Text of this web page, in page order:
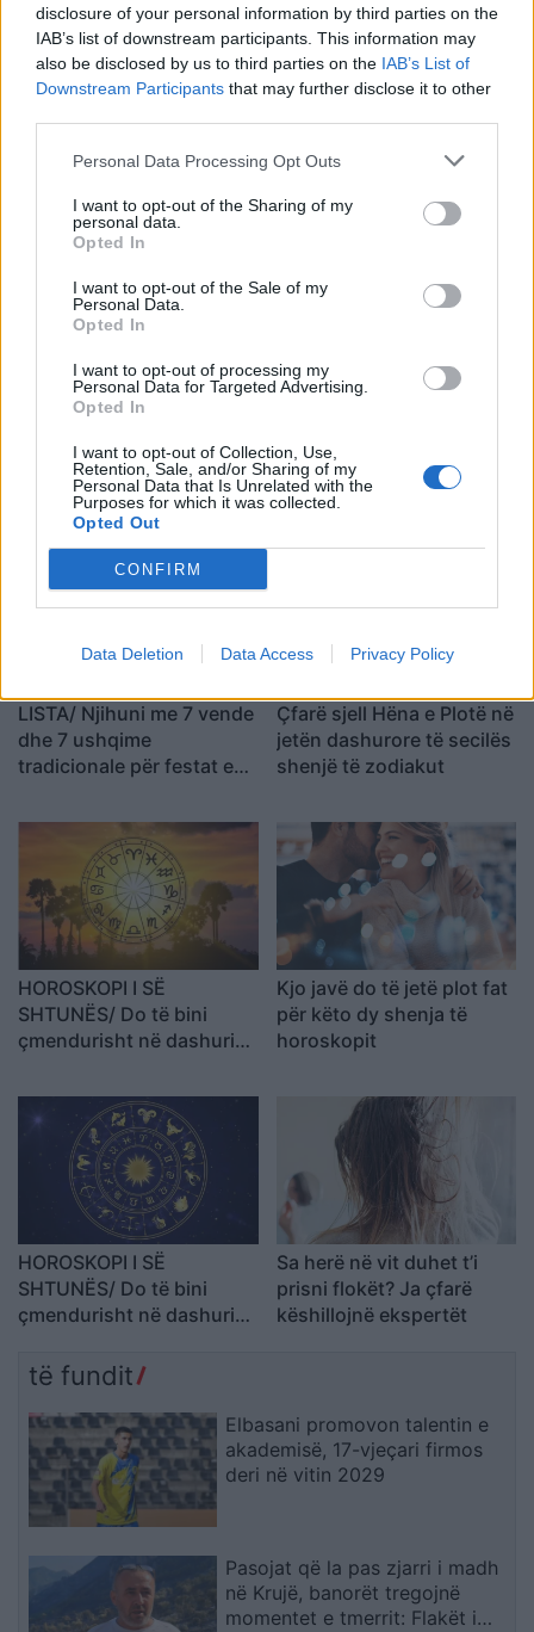
disclosure of your personal information by third parties on the
IAB’s list of downstream participants. This information may
also be disclosed by us to third parties on the IAB’s List of
Downstream Participants that may further disclose it to other
Personal Data Processing Opt Outs
I want to opt-out of the Sharing of my
personal data.
Opted In
I want to opt-out of the Sale of my
Personal Data.
Opted In
I want to opt-out of processing my
Personal Data for Targeted Advertising.
Opted In
I want to opt-out of Collection, Use,
Retention, Sale, and/or Sharing of my
Personal Data that Is Unrelated with the
Purposes for which it was collected.
Opted Out
CONFIRM
Data Deletion Data Access Privacy Policy
Shtuarmë 19.06.2022 12:32
Tags:
histori frymezuese , historia ,
nena
shpetoi djalin
, plaget
ngrohta me ish-banoren e
Big Brother Vip
mbi bakllavanë
LISTA/ Njihuni me 7 vende
dhe 7 ushqime
tradicionale për festat e
Çfarë sjell Hëna e Plotë në
jetën dashurore të secilës
shenjë të zodiakut
HOROSKOPI I SË
SHTUNËS/ Do të bini
çmendurisht në dashuri
simpatizuar kurrë
Kjo javë do të jetë plot fat
për këto dy shenja të
horoskopit
HOROSKOPI I SË
SHTUNËS/ Do të bini
çmendurisht në dashuri
simpatizuar kurrë
Sa herë në vit duhet t’i
prisni flokët? Ja çfarë
këshillojnë ekspertët
të fundit
Elbasani promovon talentin e
akademisë, 17-vjeçari firmos
deri në vitin 2029
Pasojat që la pas zjarri i madh
në Krujë, banorët tregojnë
momentet e tmerrit: Flakët i